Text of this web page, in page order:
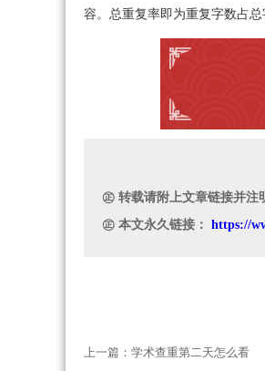
容。总重复率即为重复字数占
㊣ 转载请附上文章链接并注
㊣ 本文永久链接： https://
上一篇： 学术查重第二天怎么看